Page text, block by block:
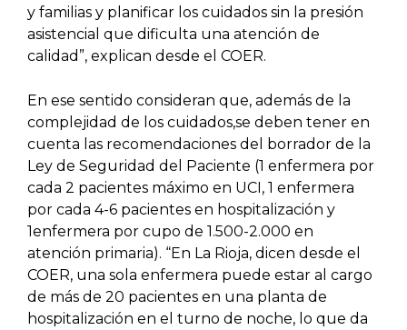
y familias y planificar los cuidados sin la presión
asistencial que dificulta una atención de
calidad”, explican desde el COER.
En ese sentido consideran que, además de la
complejidad de los cuidados,se deben tener en
cuenta las recomendaciones del borrador de la
Ley de Seguridad del Paciente (1 enfermera por
cada 2 pacientes máximo en UCI, 1 enfermera
por cada 4-6 pacientes en hospitalización y
1enfermera por cupo de 1.500-2.000 en
atención primaria). “En La Rioja, dicen desde el
COER, una sola enfermera puede estar al cargo
de más de 20 pacientes en una planta de
hospitalización en el turno de noche, lo que da